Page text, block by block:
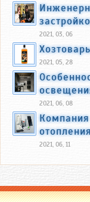
2021, 03, 06
2021, 05, 28
2021, 06, 08
2021, 06, 11